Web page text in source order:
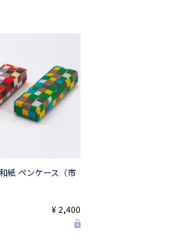
紙 ペンケース（市
¥ 2,400